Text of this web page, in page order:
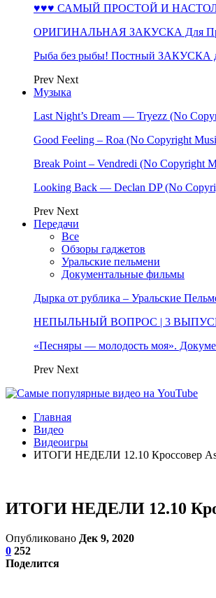
♥♥♥ САМЫЙ ПРОСТОЙ И
ОРИГИНАЛЬНАЯ ЗАКУСКА Для
Рыба без рыбы! Постный ЗАКУСКА
Prev Next
Музыка
Last Night’s Dream — Tryezz (No
Good Feeling – Roa (No Copyright
Break Point – Vendredi (No Copyright
Looking Back — Declan DP (No
Prev Next
Передачи
Все
Обзоры гаджетов
Уральские пельмени
Документальные фильмы
Дырка от рублика – Уральские
НЕПЫЛЬНЫЙ ВОПРОС | 3
«Песняры — молодость моя».
Prev Next
Главная
Видео
Видеоигры
ИТОГИ НЕДЕЛИ 12.10 Кроссовер
ИТОГИ НЕДЕЛИ 12.10
Опубликовано Дек 9, 2020
0 252
Поделится